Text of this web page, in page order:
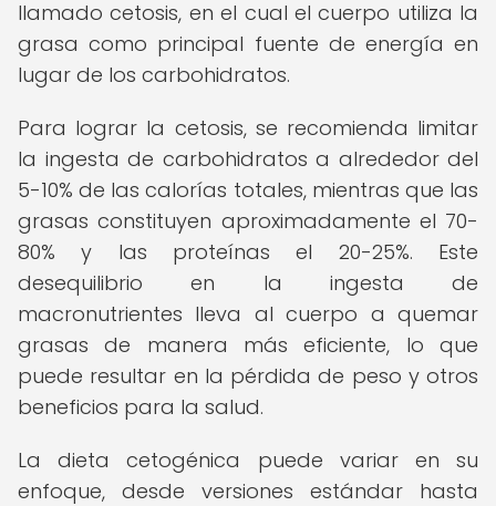
llamado cetosis, en el cual el cuerpo utiliza la
grasa como principal fuente de energía en
lugar de los carbohidratos.
Para lograr la cetosis, se recomienda limitar
la ingesta de carbohidratos a alrededor del
5-10% de las calorías totales, mientras que las
grasas constituyen aproximadamente el 70-
80% y las proteínas el 20-25%. Este
desequilibrio en la ingesta de
macronutrientes lleva al cuerpo a quemar
grasas de manera más eficiente, lo que
puede resultar en la pérdida de peso y otros
beneficios para la salud.
La dieta cetogénica puede variar en su
enfoque, desde versiones estándar hasta